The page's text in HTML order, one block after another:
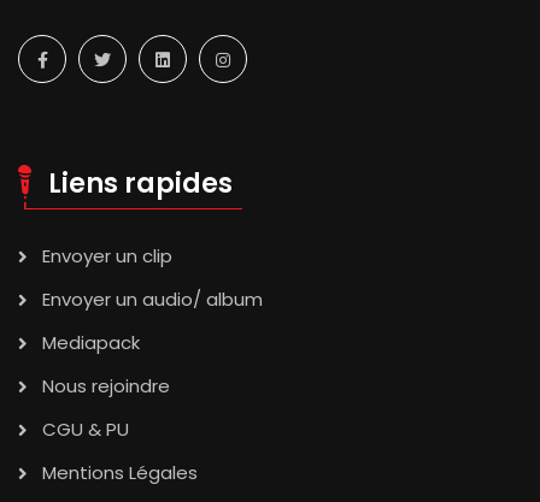
Liens rapides
Envoyer un clip
Envoyer un audio/ album
Mediapack
Nous rejoindre
CGU & PU
Mentions Légales